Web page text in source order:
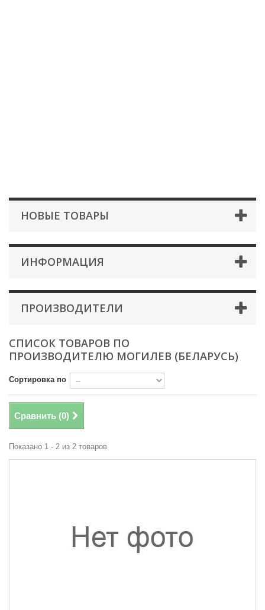
НОВЫЕ ТОВАРЫ
ИНФОРМАЦИЯ
ПРОИЗВОДИТЕЛИ
СПИСОК ТОВАРОВ ПО
ПРОИЗВОДИТЕЛЮ МОГИЛЕВ (БЕЛАРУСЬ)
Сортировка по
Сравнить (0)
Показано 1 - 2 из 2 товаров